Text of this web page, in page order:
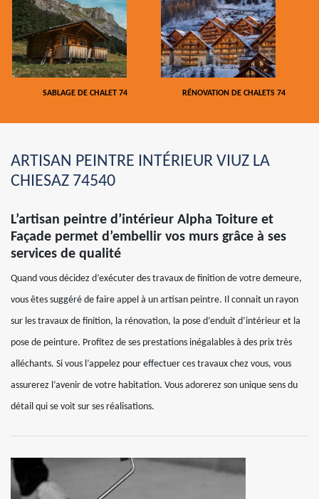
SABLAGE DE CHALET 74 RÉNOVATION DE CHALETS 74
ARTISAN PEINTRE INTÉRIEUR VIUZ LA
CHIESAZ 74540
L’artisan peintre d’intérieur Alpha Toiture et
Façade permet d’embellir vos murs grâce à ses
services de qualité
Quand vous décidez d’exécuter des travaux de finition de votre demeure,
vous êtes suggéré de faire appel à un artisan peintre. Il connait un rayon
sur les travaux de finition, la rénovation, la pose d’enduit d’intérieur et la
pose de peinture. Profitez de ses prestations inégalables à des prix très
alléchants. Si vous l’appelez pour effectuer ces travaux chez vous, vous
assurerez l’avenir de votre habitation. Vous adorerez son unique sens du
détail qui se voit sur ses réalisations.